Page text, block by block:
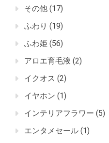
その他 (17)
ふわり (19)
ふわ姫 (56)
アロエ育毛液 (2)
イクオス (2)
イヤホン (1)
インテリアフラワー (5)
エンタメセール (1)